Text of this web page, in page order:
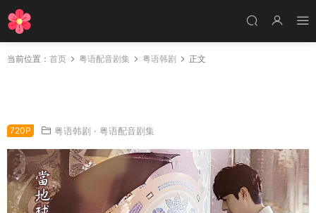
当前位置： 首页 粤语配音剧集 粤语韩剧 正文
720P 粤语韩剧 · 粤语配音剧集